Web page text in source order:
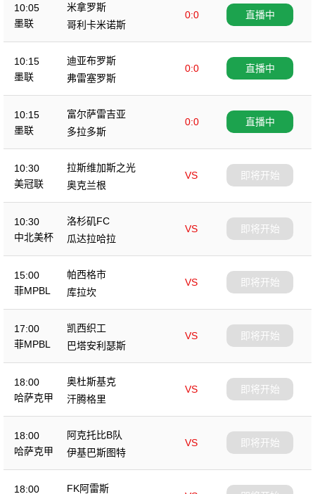
10:05
墨联
米拿罗斯
0:0
哥利卡米诺斯
直播中
10:15
墨联
迪亚布罗斯
0:0
弗雷塞罗斯
直播中
10:15
墨联
富尔萨雷吉亚
0:0
多拉多斯
直播中
10:30
美冠联
拉斯维加斯之光
VS
奥克兰根
即将开始
10:30
中北美杯
洛杉矶FC
VS
瓜达拉哈拉
即将开始
15:00
菲MPBL
帕西格市
VS
库拉坎
即将开始
17:00
菲MPBL
凯西织工
VS
巴塔安利瑟斯
即将开始
18:00
哈萨克甲
奥杜斯基克
VS
汗腾格里
即将开始
18:00
哈萨克甲
阿克托比B队
VS
伊基巴斯图特
即将开始
18:00 FK阿雷斯